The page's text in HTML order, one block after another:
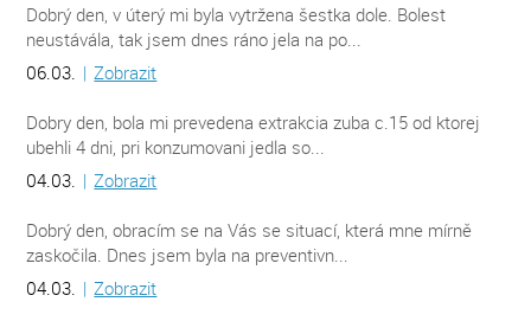
Dobrý den, v úterý mi byla vytržena šestka dole. Bolest
neustávála, tak jsem dnes ráno jela na po...
06.03. | Zobrazit
Dobry den, bola mi prevedena extrakcia zuba c.15 od ktorej
ubehli 4 dni, pri konzumovani jedla so...
04.03. | Zobrazit
Dobrý den, obracím se na Vás se situací, která mne mírně
zaskočila. Dnes jsem byla na preventivn...
04.03. | Zobrazit